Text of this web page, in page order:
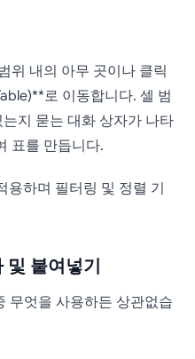
위 내의 아무 곳이나 클릭
로 이동합니다. 셀 범
지 묻는 대화 상자가 나타
표를 만듭니다.
하며 필터링 및 정렬 기
및 붙여넣기
무엇을 사용하든 상관없습